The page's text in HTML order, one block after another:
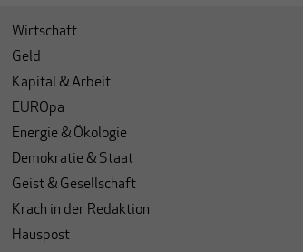
Wirtschaft
Geld
Kapital & Arbeit
EUROpa
Energie & Ökologie
Demokratie & Staat
Geist & Gesellschaft
Krach in der Redaktion
Hauspost